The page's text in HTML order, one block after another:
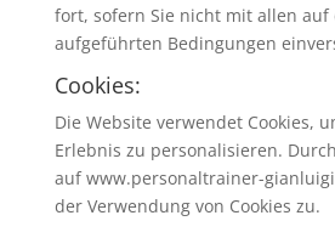
fort, sofern Sie nicht mit allen auf
aufgeführten Bedingungen
Cookies:
Die Website verwendet Cookies,
Erlebnis zu personalisieren.
auf www.personaltrainer-
der Verwendung von Cookies zu.